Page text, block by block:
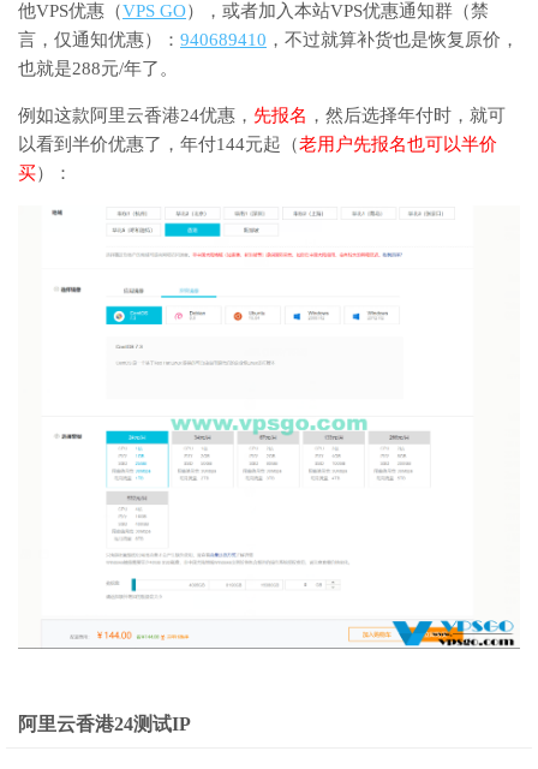
他VPS优惠（VPS GO），或者加入本站VPS优惠通知群（禁
言，仅通知优惠）： 940689410 ，不过就算补货也是恢复原价，
也就是288元/年了。
例如这款阿里云香港24优惠， 先报名 ，然后选择年付时，就可
以看到半价优惠了，年付144元起（老用户先报名也可以半价
买）：
阿里云香港24测试IP